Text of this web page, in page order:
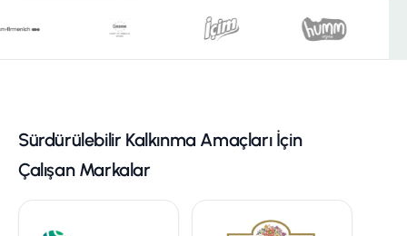
Sürdürülebilir Kalkınma Amaçları İçin
Çalışan Markalar